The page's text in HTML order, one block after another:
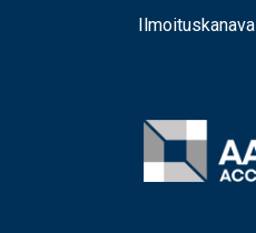
Ilmoituskanava
Image